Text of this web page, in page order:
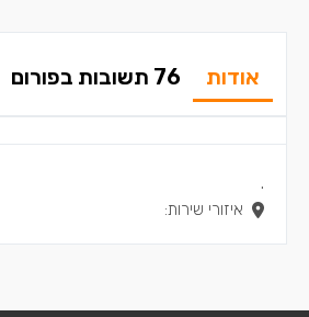
אודות 76 תשובות בפורום
.
איזורי שירות: